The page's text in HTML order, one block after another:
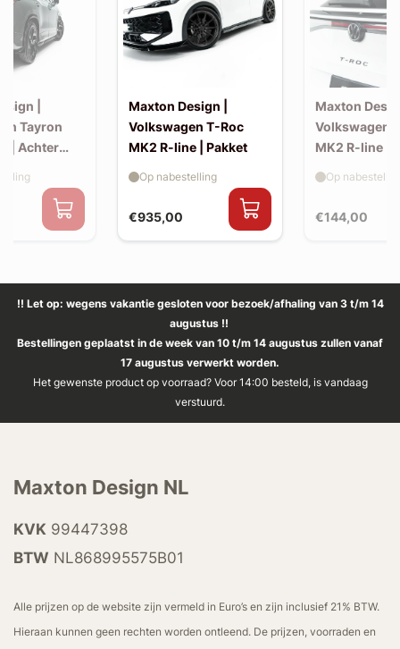
|
Tayron
| Achter
Maxton Design |
Volkswagen T-Roc
MK2 R-line | Pakket
€935,00
Op nabestelling
Maxton
Volkswagen
MK2 R-line |
€144,00
Op
!! Let op: wegens vakantie gesloten voor bezoek/afhaling van 3 t/m 14
augustus !!
Bestellingen geplaatst in de week van 10 t/m 14 augustus zullen vanaf
17 augustus verwerkt worden.
Het gewenste product op voorraad? Voor 14:00 besteld, is vandaag
verstuurd.
Maxton Design NL
KVK 99447398
BTW NL868995575B01
Alle prijzen op de website zijn vermeld in Euro’s en zijn inclusief 21% BTW.
Hieraan kunnen geen rechten worden ontleend. De prijzen, voorraden en